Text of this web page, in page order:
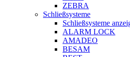
ZEBRA
Schließsysteme
Schließsysteme
ALARM LOCK
AMADEO
BESAM